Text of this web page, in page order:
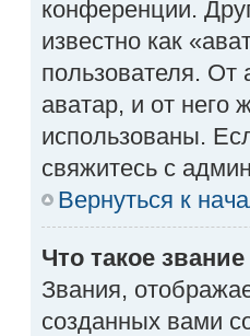
конференции.
известно как
пользователя. От
аватар, и от него
использованы.
свяжитесь с
Вернуться к
Что такое
Звания,
созданных вами